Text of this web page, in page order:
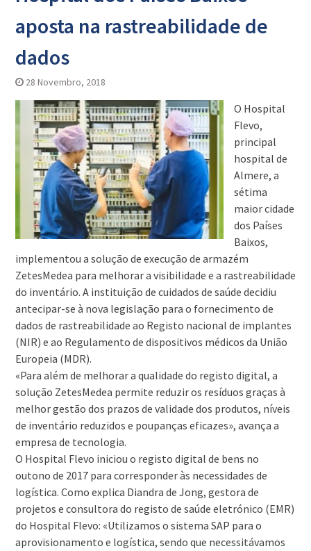
aposta na rastreabilidade de
dados
28 Novembro, 2018
O Hospital
Flevo,
principal
hospital de
Almere, a
sétima
maior cidade
dos Países
Baixos,
implementou a solução de execução de armazém
ZetesMedea para melhorar a visibilidade e a rastreabilidade
do inventário. A instituição de cuidados de saúde decidiu
antecipar-se à nova legislação para o fornecimento de
dados de rastreabilidade ao Registo nacional de implantes
(NIR) e ao Regulamento de dispositivos médicos da União
Europeia (MDR).
«Para além de melhorar a qualidade do registo digital, a
solução ZetesMedea permite reduzir os resíduos graças à
melhor gestão dos prazos de validade dos produtos, níveis
de inventário reduzidos e poupanças eficazes», avança a
empresa de tecnologia.
O Hospital Flevo iniciou o registo digital de bens no
outono de 2017 para corresponder às necessidades de
logística. Como explica Diandra de Jong, gestora de
projetos e consultora do registo de saúde eletrónico (EMR)
do Hospital Flevo: «Utilizamos o sistema SAP para o
aprovisionamento e logística, sendo que necessitávamos